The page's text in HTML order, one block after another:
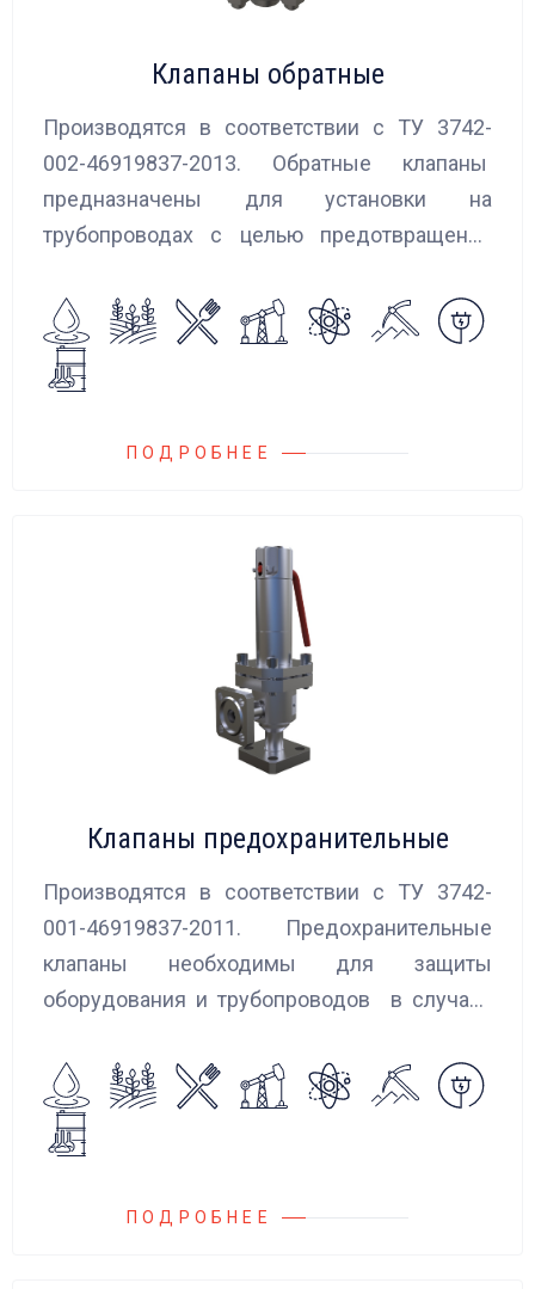
Клапаны обратные
Производятся в соответствии с ТУ 3742-
002-46919837-2013. Обратные клапаны
предназначены для установки на
трубопроводах с целью предотвращения
агрессивных жидкостей, эмульсий,
суспензий и пропуска их в прямом
направлении.
ПОДРОБНЕЕ
Клапаны предохранительные
Производятся в соответствии с ТУ 3742-
001-46919837-2011. Предохранительные
клапаны необходимы для защиты
оборудования и трубопроводов в случаях
сброса среды в систему низкого давления.
ПОДРОБНЕЕ